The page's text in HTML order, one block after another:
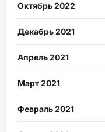
Октябрь 2022
Декабрь 2021
Апрель 2021
Март 2021
Февраль 2021